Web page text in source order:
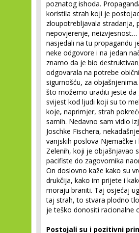
poznatog ishoda.
koristila strah koji je
zloupotrebljavala stradanja,
nepovjerenje, neizvjesnost…
nasjedali na tu propagandu
neke odgovore i na jedan
znamo da je bio
odgovarala na potrebe
sigurnošću, za
što možemo uraditi jeste da
svijest kod ljudi koji su to
koje, naprimjer, strah
samih. Nedavno sam vidio
Joschke Fischera,
vanjskih poslova Njemačke i
Zelenih, koji je objašnjavao
pacifiste do zagovornika
On doslovno kaže kako su
drukčija, kako im prijete i
moraju braniti. Taj osjećaj
taj strah, to stvara plodno
je teško donositi racionalne
Postojali su i pozitivni